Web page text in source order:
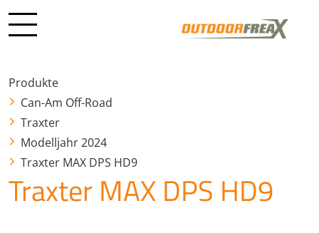
Produkte
Can-Am Off-Road
Traxter
Modelljahr 2024
Traxter MAX DPS HD9
Traxter MAX DPS HD9